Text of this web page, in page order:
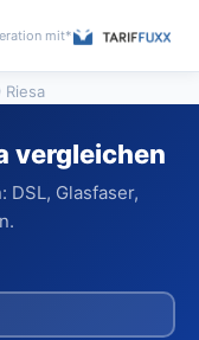
mit*
Riesa
vergleichen
Glasfaser,